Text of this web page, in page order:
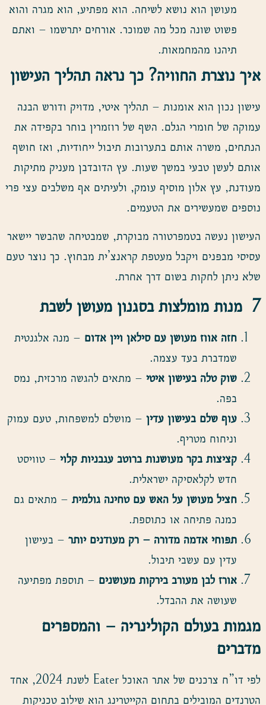
מעושן הוא נושא לשיחה. הוא מפתיע, הוא מגרה והוא
פשוט שונה מכל מה שמוכר. אורחים יתרשמו – ואתם
תיהנו מהמחמאות.
איך נוצרת החוויה? כך נראה תהליך העישון
עישון נכון הוא אומנות – תהליך איטי, מדויק ודורש הבנה
עמוקה של חומרי הגלם. השף של רוזמרין בוחר בקפידה את
הנתחים, משרה אותם בתערובות תיבול ייחודיות, ואז חושף
אותם לעשן טבעי במשך שעות. עץ הדובדבן מעניק מתיקות
מעודנת, עץ אלון מוסיף עומק, ולעיתים אף משלבים עצי פרי
נוספים שמעשירים את הטעמים.
העישון נעשה בטמפרטורה מבוקרת, שמבטיחה שהבשר יישאר
עסיסי מבפנים ויקבל מעטפת קראנצ’ית מבחוץ. כך נוצר טעם
שלא ניתן לחקות בשום דרך אחרת.
7 מנות מומלצות בסגנון מעושן לשבת
חזה אווז מעושן עם סילאן ויין אדום– מנה אלגנטית
שמדברת בעד עצמה.
שוק טלה בעישון איטי– מתאים להגשה מרכזית, נמס
בפה.
עוף שלם בעישון עדין– מושלם למשפחות, טעם עמוק
וניחוח מטריף.
קציצות בקר מעושנות ברוטב עגבניות קלוי– טוויסט
חדש לקלאסיקה ישראלית.
חציל מעושן על האש עם טחינה גולמית– מתאים גם
כמנה פתיחה או כתוספת.
תפוחי אדמה מדורה – רק מעודנים יותר– בעישון
עדין עם עשבי תיבול.
אורז לבן מעורב בירקות מעושנים– תוספת מפתיעה
שעושה את ההבדל.
מגמות בעולם הקולינריה – והמספרים
מדברים
לפי דו”ח צרכנים של אתר האוכל Eater לשנת 2024, אחד
הטרנדים המובילים בתחום הקייטרינג הוא שילוב טכניקות